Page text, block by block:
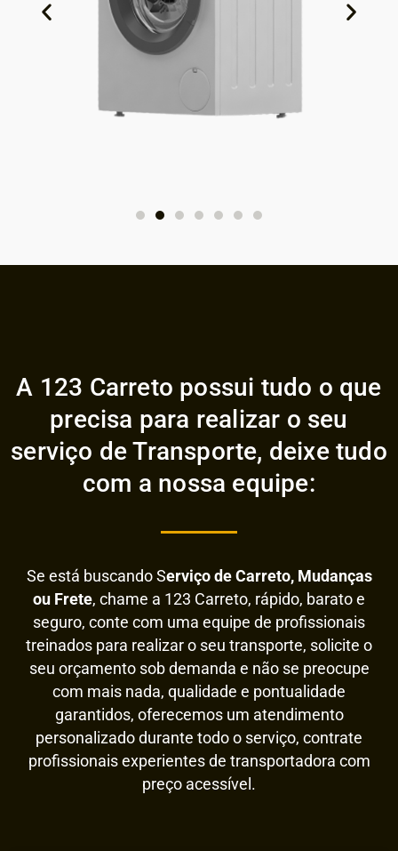
A 123 Carreto possui tudo o que
precisa para realizar o seu
serviço de Transporte, deixe tudo
com a nossa equipe:
Se está buscando Serviço de Carreto, Mudanças
ou Frete, chame a 123 Carreto, rápido, barato e
seguro, conte com uma equipe de profissionais
treinados para realizar o seu transporte, solicite o
seu orçamento sob demanda e não se preocupe
com mais nada, qualidade e pontualidade
garantidos, oferecemos um atendimento
personalizado durante todo o serviço, contrate
profissionais experientes de transportadora com
preço acessível.